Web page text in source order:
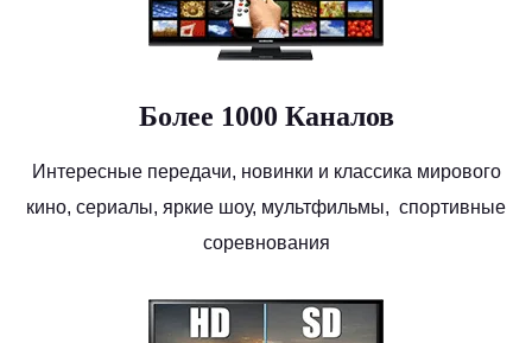
Более 1000 Каналов
Интересные передачи, новинки и классика мирового
кино, сериалы, яркие шоу, мультфильмы, спортивные
соревнования